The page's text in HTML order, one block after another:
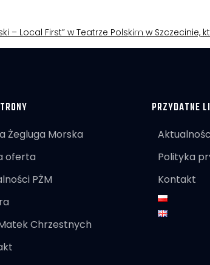
– Local First” w Teatrze Polskim w
Żegluga Morska
oferta
PŻM
Chrzestnych
PRZYDATNE
Polityka
Kontakt